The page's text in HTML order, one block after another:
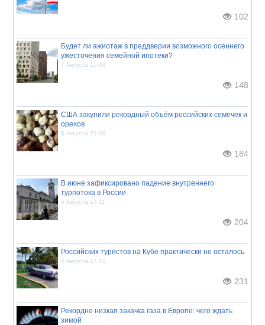
102
Будет ли ажиотаж в преддверии возможного осеннего
ужесточения семейной ипотеки?
7 Августа 15:04
148
США закупили рекордный объём российских семечек и
орехов
6 Августа 21:09
184
В июне зафиксировано падение внутреннего
турпотока в России
5 Августа 17:11
204
Российских туристов на Кубе практически не осталось
4 Августа 17:41
231
Рекордно низкая закачка газа в Европе: чего ждать
зимой